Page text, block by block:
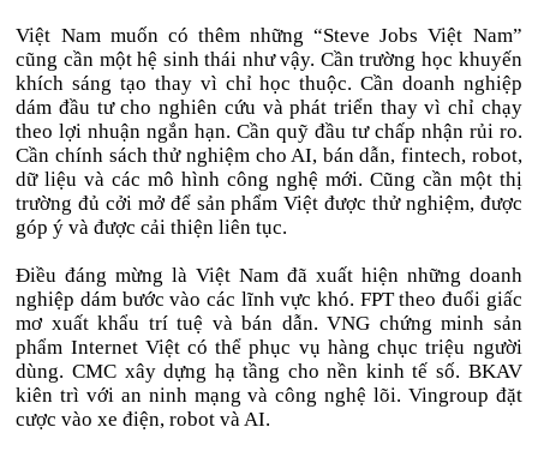
Việt Nam muốn có thêm những “Steve Jobs Việt Nam”
cũng cần một hệ sinh thái như vậy. Cần trường học khuyến
khích sáng tạo thay vì chỉ học thuộc. Cần doanh nghiệp
dám đầu tư cho nghiên cứu và phát triển thay vì chỉ chạy
theo lợi nhuận ngắn hạn. Cần quỹ đầu tư chấp nhận rủi ro.
Cần chính sách thử nghiệm cho AI, bán dẫn, fintech, robot,
dữ liệu và các mô hình công nghệ mới. Cũng cần một thị
trường đủ cởi mở để sản phẩm Việt được thử nghiệm, được
góp ý và được cải thiện liên tục.
Điều đáng mừng là Việt Nam đã xuất hiện những doanh
nghiệp dám bước vào các lĩnh vực khó. FPT theo đuổi giấc
mơ xuất khẩu trí tuệ và bán dẫn. VNG chứng minh sản
phẩm Internet Việt có thể phục vụ hàng chục triệu người
dùng. CMC xây dựng hạ tầng cho nền kinh tế số. BKAV
kiên trì với an ninh mạng và công nghệ lõi. Vingroup đặt
cược vào xe điện, robot và AI.